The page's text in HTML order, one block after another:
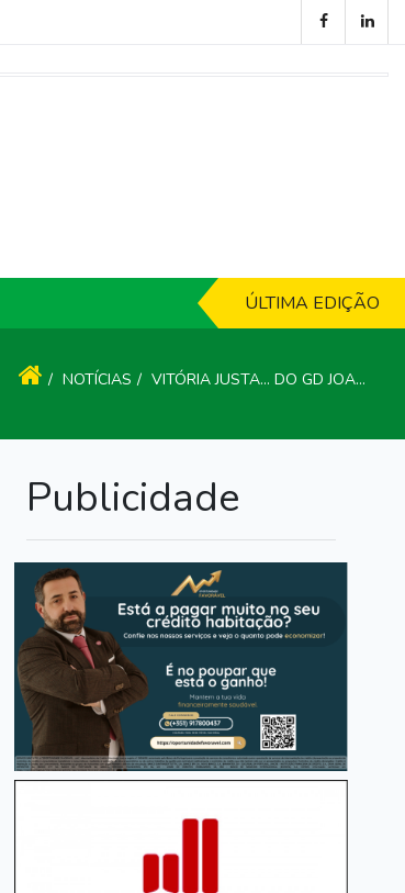
ÚLTIMA EDIÇÃO
NOTÍCIAS VITÓRIA JUSTA... DO GD JOANE FRENTE AO CC TAIPAS
Publicidade